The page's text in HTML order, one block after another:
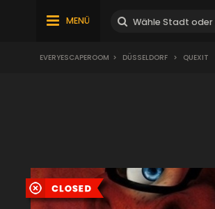
MENÜ
EVERYESCAPEROOM > DÜSSELDORF > QUEXIT